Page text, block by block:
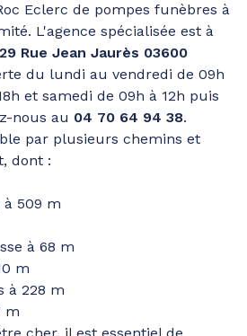
Eclerc de pompes funèbres à
L'agence spécialisée est à
29 Rue Jean Jaurès 03600
du lundi au vendredi de 09h
et samedi de 09h à 12h puis
nous au 04 70 64 94 38.
par plusieurs chemins et
dont :
à 509 m
à 68 m
m
à 228 m
m